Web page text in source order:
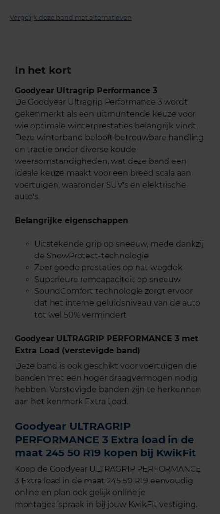
Vergelijk deze band met alternatieven
In het kort
Goodyear Ultragrip Performance 3
De Goodyear Ultragrip Performance 3 wordt
gekenmerkt als een uitmuntende keuze voor
wie optimale winterprestaties belangrijk vindt.
Deze winterband belooft betrouwbare handling
en tractie onder diverse koude
weersomstandigheden, wat deze band een
ideale keuze maakt voor een breed scala aan
voertuigen, waaronder SUV's en elektrische
auto's.
Belangrijke eigenschappen
Uitstekende grip op sneeuw, mede dankzij
de SnowProtect-technologie
Zeer goede prestaties op nat wegdek
Superieure remcapaciteit op sneeuw
SoundComfort technologie zorgt ervoor
dat het interne geluidsniveau van de auto
tot wel 50% vermindert
Goodyear ULTRAGRIP PERFORMANCE 3 met
Extra Load (verstevigde band)
Deze band is ook geschikt voor voertuigen die
banden met een hoger draagvermogen nodig
hebben. Verstevigde banden zijn te herkennen
aan het kenmerk Extra Load.
Goodyear ULTRAGRIP
PERFORMANCE 3 Extra load in de
maat 245 50 R19 kopen bij KwikFit
Koop de Goodyear ULTRAGRIP PERFORMANCE
3 Extra load in de maat 245 50 R19 eenvoudig
online en plan ook gelijk online je
montageafspraak in bij jouw KwikFit vestiging.